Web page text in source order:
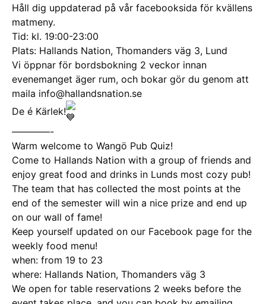
Håll dig uppdaterad på vår facebooksida för kvällens
matmeny.
Tid: kl. 19:00-23:00
Plats: Hallands Nation, Thomanders väg 3, Lund
Vi öppnar för bordsbokning 2 veckor innan
evenemanget äger rum, och bokar gör du genom att
maila info@hallandsnation.se
De é Kärlek!
————-
Warm welcome to Wangö Pub Quiz!
Come to Hallands Nation with a group of friends and
enjoy great food and drinks in Lunds most cozy pub!
The team that has collected the most points at the
end of the semester will win a nice prize and end up
on our wall of fame!
Keep yourself updated on our Facebook page for the
weekly food menu!
when: from 19 to 23
where: Hallands Nation, Thomanders väg 3
We open for table reservations 2 weeks before the